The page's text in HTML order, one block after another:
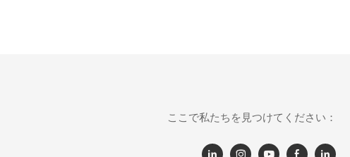
ここで私たちを見つけてください：